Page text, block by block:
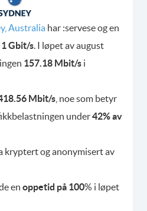
Australia har :servese og en
Gbit/s. I løpet av august
157.18 Mbit/s i
Mbit/s , noe som betyr
under42% av
kryptert og anonymisert av
en oppetid på 100% i løpet